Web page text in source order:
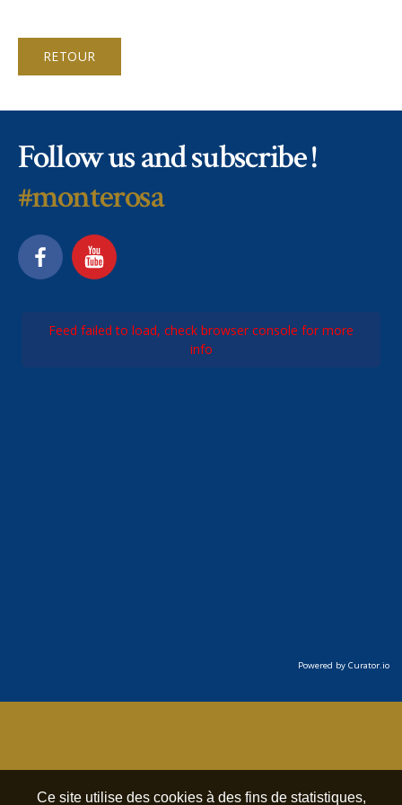
RETOUR
Follow us and subscribe !
#monterosa
Feed failed to load, check browser console for more
info
Powered by Curator.io
Ce site utilise des cookies à des fins de statistiques,